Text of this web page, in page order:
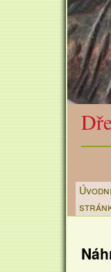
Přejít
obsahu